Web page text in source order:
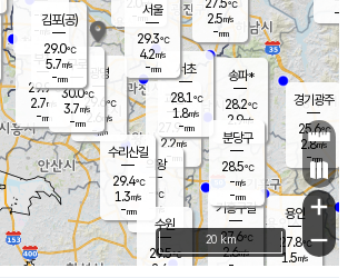
과천
27.9℃
2.2m/s
- mm
용인
27.8℃
1.5m/s
경기광주
25.6℃
2.8m/s
-mm
-
의왕
- ℃
m/s
mm
- ℃
-m/s
mm
광명
29.6 ℃
2.6 m/s
-mm
부천
29.9℃
2.7m/s
-mm
구로
30.0℃
3.7m/s
-mm
m/s
- mm
27.5℃
2.5m/s
-mm
송파*
28.2℃
2.9m/s
-mm
서초
28.1℃
1.8m/s
-mm
기흥구갈
27.6℃
2.6m/s
-
수리산길
29.4℃
1.3m/s
-mm
분당구
28.5℃
-m/s
-mm
김포(공)
29.0℃
5.7m/s
-mm
수원
29.5℃
2.4 m/s
서울
29.3℃
4.2m/s
-mm
+
−
20 km